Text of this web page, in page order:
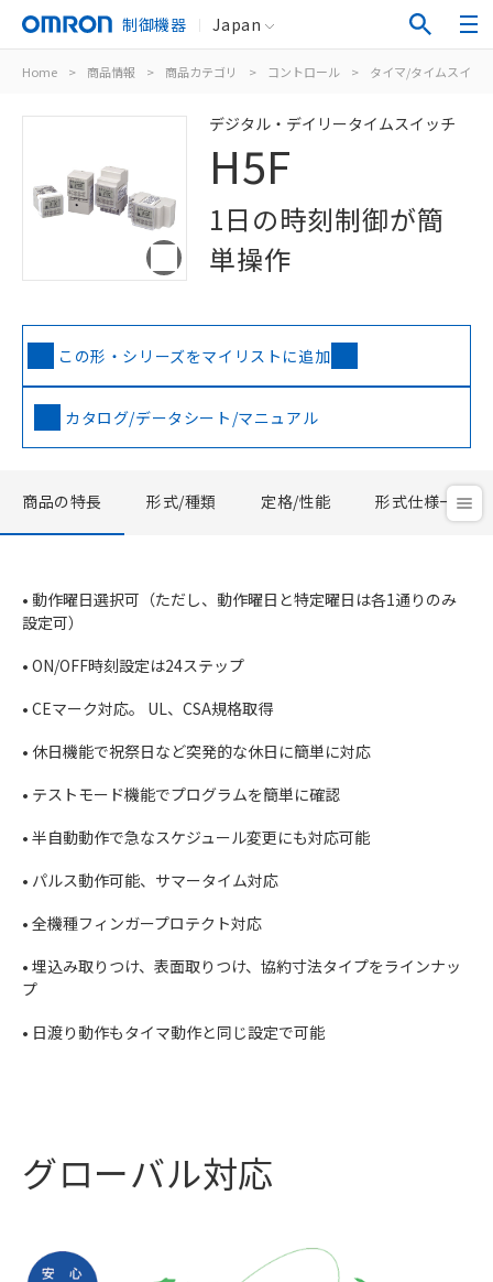
制御機器 Japan
Home > 商品情報 > 商品カテゴリ > コントロール > タイマ/タイムスイッ
デジタル・デイリータイムスイッチ
H5F
1日の時刻制御が簡
単操作
この形・シリーズをマイリストに追加
カタログ/データシート/マニュアル
商品の特長 形式/種類 定格/性能 形式仕様一覧
• 動作曜日選択可（ただし、動作曜日と特定曜日は各1通りのみ
設定可）
• ON/OFF時刻設定は24ステップ
• CEマーク対応。 UL、CSA規格取得
• 休日機能で祝祭日など突発的な休日に簡単に対応
• テストモード機能でプログラムを簡単に確認
• 半自動動作で急なスケジュール変更にも対応可能
• パルス動作可能、サマータイム対応
• 全機種フィンガープロテクト対応
• 埋込み取りつけ、表面取りつけ、協約寸法タイプをラインナッ
プ
• 日渡り動作もタイマ動作と同じ設定で可能
グローバル対応